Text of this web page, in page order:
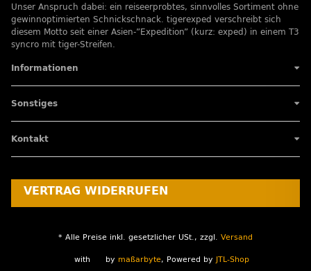
Unser Anspruch dabei: ein reiseerprobtes, sinnvolles Sortiment ohne
gewinnoptimierten Schnickschnack. tigerexped verschreibt sich
diesem Motto seit einer Asien-”Expedition” (kurz: exped) in einem T3
syncro mit tiger-Streifen.
Informationen
Sonstiges
Kontakt
VERTRAG WIDERRUFEN
* Alle Preise inkl. gesetzlicher USt., zzgl. Versand
with by maßarbyte, Powered by JTL-Shop